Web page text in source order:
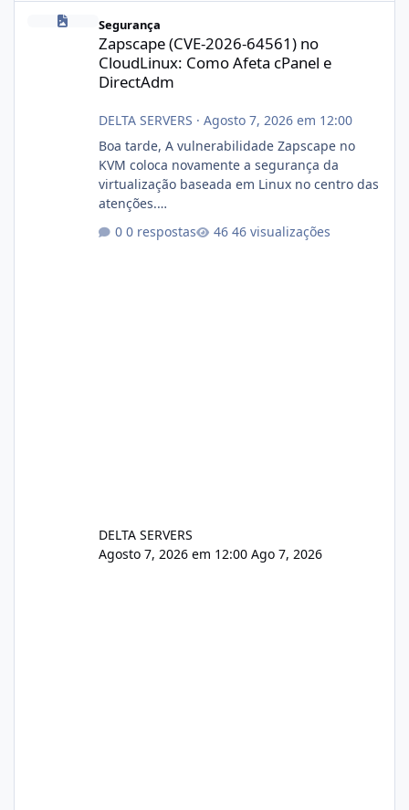
Zapscape (CVE-2026-64561) no CloudLinux: Como Afeta cPanel
Segurança
Zapscape (CVE-2026-64561) no
CloudLinux: Como Afeta cPanel e
DirectAdm
DELTA SERVERS · Agosto 7, 2026 em 12:00
Boa tarde, A vulnerabilidade Zapscape no
KVM coloca novamente a segurança da
virtualização baseada em Linux no centro das
atenções.
https://cloudlinux.statuspage.io/incidents/dlr
xjx23zz5f Criamos uma breve explicação:
0 respostas 46 visualizações
DELTA SERVERS
Agosto 7, 2026 em 12:00 Ago 7, 2026